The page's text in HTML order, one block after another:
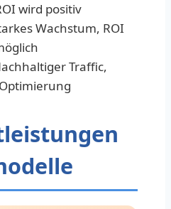
wird positiv
Wachstum, ROI
Traffic,